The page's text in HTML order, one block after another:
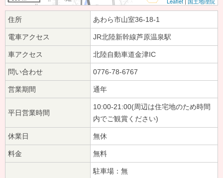
住所 あわら市山室36-18-1
電車アクセス JR北陸新幹線芦原温泉駅
車アクセス 北陸自動車道金津IC
問い合わせ 0776-78-6767
営業期間 通年
平日営業時間
10:00-21:00(周辺は住宅地のため時間
内でご観賞ください)
休業日 無休
料金 無料
駐車場：無